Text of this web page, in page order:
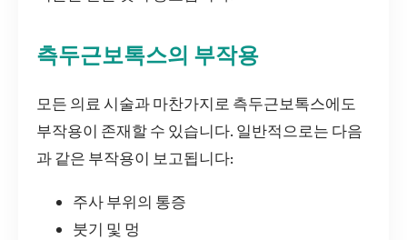
측두근보톡스의 부작용
모든 의료 시술과 마찬가지로 측두근보톡스에도
부작용이 존재할 수 있습니다. 일반적으로는 다음
과 같은 부작용이 보고됩니다:
주사 부위의 통증
붓기 및 멍